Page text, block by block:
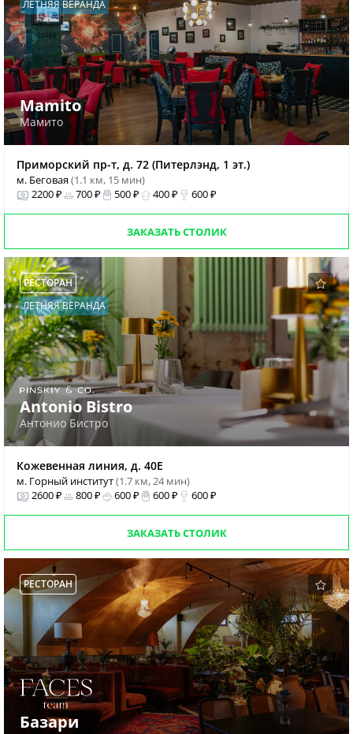
ЛЕТНЯЯ ВЕРАНДА
Mamito
Мамито
Приморский пр-т, д. 72 (Питерлэнд, 1 эт.)
м. Беговая(1.1 км, 15 мин)
2200 ₽
700 ₽ 500 ₽ 400 ₽ 600 ₽
ЗАКАЗАТЬ СТОЛИК
РЕСТОРАН
ЛЕТНЯЯ ВЕРАНДА
Antonio Bistro
Антонио Бистро
Кожевенная линия, д. 40Е
м. Горный институт(1.7 км, 24 мин)
2600 ₽
800 ₽ 600 ₽ 600 ₽ 600 ₽
ЗАКАЗАТЬ СТОЛИК
РЕСТОРАН
Базари